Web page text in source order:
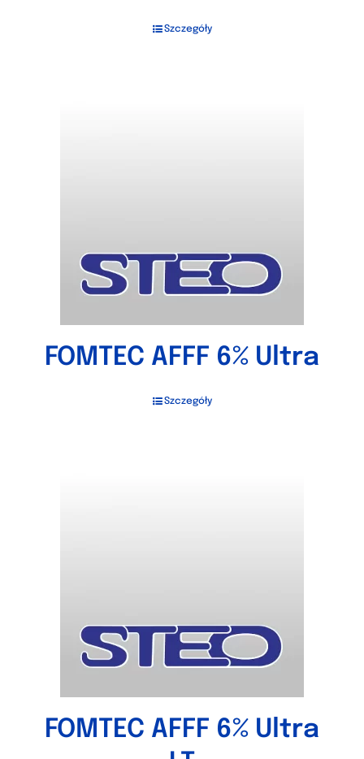
Szczegóły
FOMTEC AFFF 6% Ultra
Szczegóły
FOMTEC AFFF 6% Ultra